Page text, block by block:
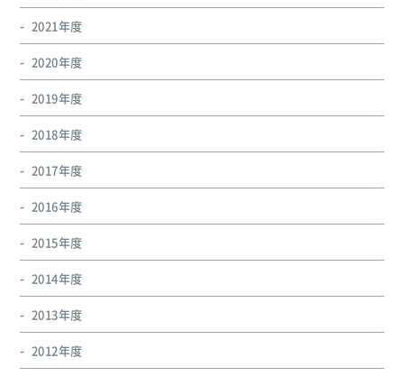
2021年度
2020年度
2019年度
2018年度
2017年度
2016年度
2015年度
2014年度
2013年度
2012年度